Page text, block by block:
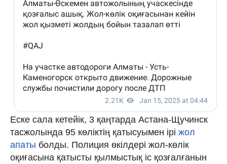
Еске сала кетейік, 3 қаңтарда Астана-Щучинск
тасжолында 95 көліктің қатысуымен ірі жол
апаты болды. Полиция өкілдері жол-көлік
оқиғасына қатысты қылмыстық іс қозғалғанын